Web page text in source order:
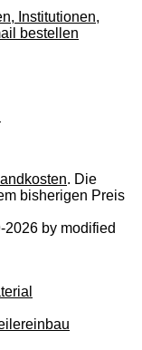
Institutionen,
bestellen
. Die
bisherigen Preis
by modified